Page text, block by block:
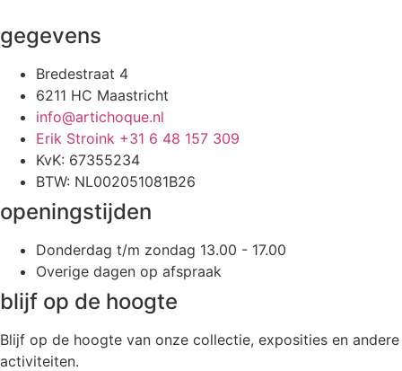
gegevens
Bredestraat 4
6211 HC Maastricht
info@artichoque.nl
Erik Stroink +31 6 48 157 309
KvK: 67355234
BTW: NL002051081B26
openingstijden
Donderdag t/m zondag 13.00 - 17.00
Overige dagen op afspraak
blijf op de hoogte
Blijf op de hoogte van onze collectie, exposities en andere
activiteiten.